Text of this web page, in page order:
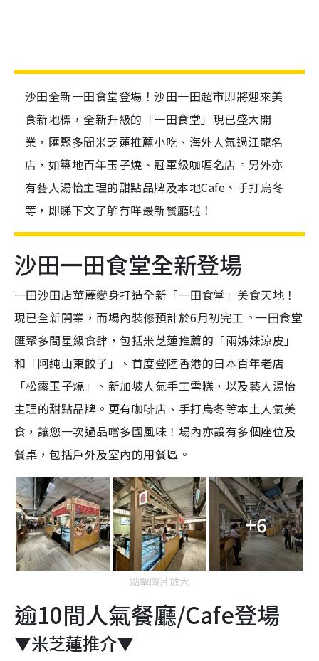
沙田全新一田食堂登場！沙田一田超市即將迎來美
食新地標，全新升級的「一田食堂」現已盛大開
業，匯聚多間米芝蓮推薦小吃、海外人氣過江龍名
店，如築地百年玉子燒、冠軍級咖喱名店。另外亦
有藝人湯怡主理的甜點品牌及本地Cafe、手打烏冬
等，即睇下文了解有咩最新餐廳啦！
沙田一田食堂全新登場
一田沙田店華麗變身打造全新「一田食堂」美食天地！
現已全新開業，而場內裝修預計於6月初完工。一田食堂
匯聚多間星級食肆，包括米芝蓮推薦的「兩姊妹涼皮」
和「阿純山東餃子」、首度登陸香港的日本百年老店
「松露玉子燒」、新加坡人氣手工雪糕，以及藝人湯怡
主理的甜點品牌。更有咖啡店、手打烏冬等本土人氣美
食，讓您一次過品嚐多國風味！場內亦設有多個座位及
餐桌，包括戶外及室內的用餐區。
+6
點擊圖片放大
逾10間人氣餐廳/Cafe登場
▼米芝蓮推介▼